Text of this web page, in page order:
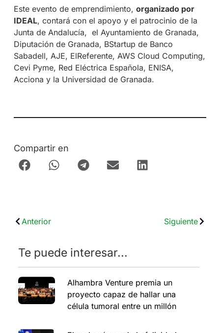
Este evento de emprendimiento, organizado por
IDEAL, contará con el apoyo y el patrocinio de la
Junta de Andalucía, el Ayuntamiento de Granada,
Diputación de Granada, BStartup de Banco
Sabadell, AJE, ElReferente, AWS Cloud Computing,
Cevi Pyme, Red Eléctrica Española, ENISA,
Acciona y la Universidad de Granada.
Compartir en
Anterior Siguiente
Te puede interesar...
Alhambra Venture premia un
proyecto capaz de hallar una
célula tumoral entre un millón